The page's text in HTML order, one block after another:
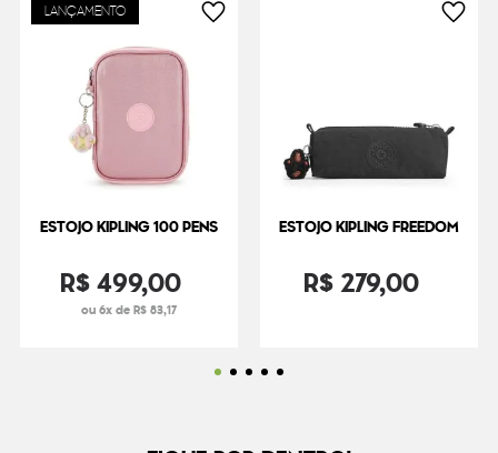
LANÇAMENTO
ESTOJO KIPLING 100 PENS
R$499,00
ou 6x de R$ 83,17
ESTOJO KIPLING FREEDOM
R$279,00